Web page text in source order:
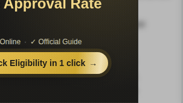
могут проявляться
наблюдаемых при
анорексии.
выявляемой по
иссле­дований,
с метаболическим